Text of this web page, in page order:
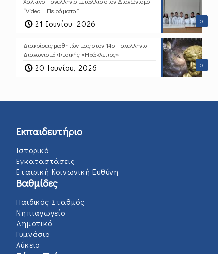
0
“Video – Πειράματα”.
21 Ιουνίου, 2026
0
Διακρίσεις μαθητών μας στον 14ο Πανελλήνιο
Διαγωνισμό Φυσικής «Ηράκλειτος»
20 Ιουνίου, 2026
Εκπαιδευτήριο
Ιστορικό
Εγκαταστάσεις
Εταιρική Κοινωνική Ευθύνη
Βαθμίδες
Παιδικός Σταθμός
Νηπιαγωγείο
Δημοτικό
Γυμνάσιο
Λύκειο